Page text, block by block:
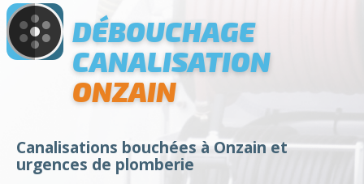
DÉBOUCHAGE
CANALISATION
ONZAIN
Canalisations bouchées à Onzain et
urgences de plomberie